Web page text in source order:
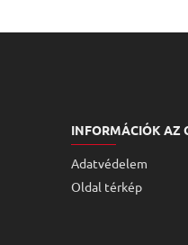
INFORMÁCIÓK AZ
Adatvédelem
Oldal térkép